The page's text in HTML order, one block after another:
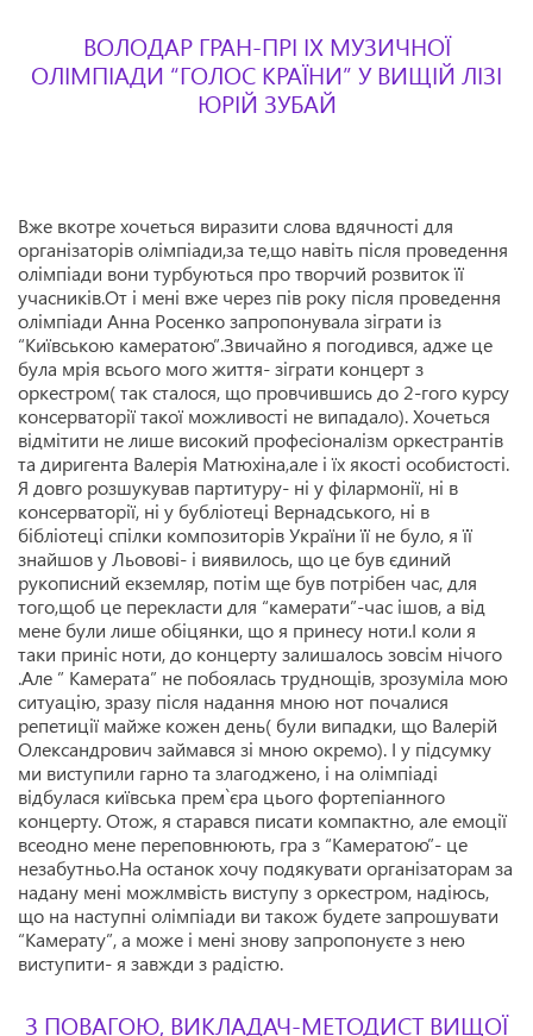
ВОЛОДАР ГРАН-ПРІ IX МУЗИЧНОЇ
ОЛІМПІАДИ “ГОЛОС КРАЇНИ” У ВИЩІЙ ЛІЗІ
ЮРІЙ ЗУБАЙ
Вже вкотре хочеться виразити слова вдячності для
організаторів олімпіади,за те,що навіть після проведення
олімпіади вони турбуються про творчий розвиток її
учасників.От і мені вже через пів року після проведення
олімпіади Анна Росенко запропонувала зіграти із
“Київською камератою”.Звичайно я погодився, адже це
була мрія всього мого життя- зіграти концерт з
оркестром( так сталося, що провчившись до 2-гого курсу
консерваторії такої можливості не випадало). Хочеться
відмітити не лише високий професіоналізм оркестрантів
та диригента Валерія Матюхіна,але і їх якості особистості.
Я довго розшукував партитуру- ні у філармонії, ні в
консерваторії, ні у бубліотеці Вернадського, ні в
бібліотеці спілки композиторів України її не було, я її
знайшов у Льовові- і виявилось, що це був єдиний
рукописний екземляр, потім ще був потрібен час, для
того,щоб це перекласти для “камерати”-час ішов, а від
мене були лише обіцянки, що я принесу ноти.І коли я
таки приніс ноти, до концерту залишалось зовсім нічого
.Але ” Камерата” не побоялась труднощів, зрозуміла мою
ситуацію, зразу після надання мною нот почалися
репетиції майже кожен день( були випадки, що Валерій
Олександрович займався зі мною окремо). І у підсумку
ми виступили гарно та злагоджено, і на олімпіаді
відбулася київська прем`єра цього фортепіанного
концерту. Отож, я старався писати компактно, але емоції
всеодно мене переповнюють, гра з “Камератою”- це
незабутньо.На останок хочу подякувати організаторам за
надану мені можлмвість виступу з оркестром, надіюсь,
що на наступні олімпіади ви також будете запрошувати
“Камерату”, а може і мені знову запропонуєте з нею
виступити- я завжди з радістю.
З ПОВАГОЮ, ВИКЛАДАЧ-МЕТОДИСТ ВИЩОЇ